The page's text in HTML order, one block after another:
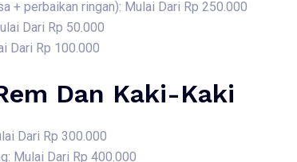
+ perbaikan ringan): Mulai Dari Rp 250.000
Dari Rp 50.000
Dari Rp 100.000
Dan Kaki-Kaki
Dari Rp 300.000
Mulai Dari Rp 400.000